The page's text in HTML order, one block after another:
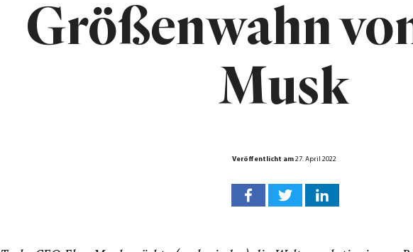
Größenwahn
Musk
Veröffentlicht am 27. April 2022